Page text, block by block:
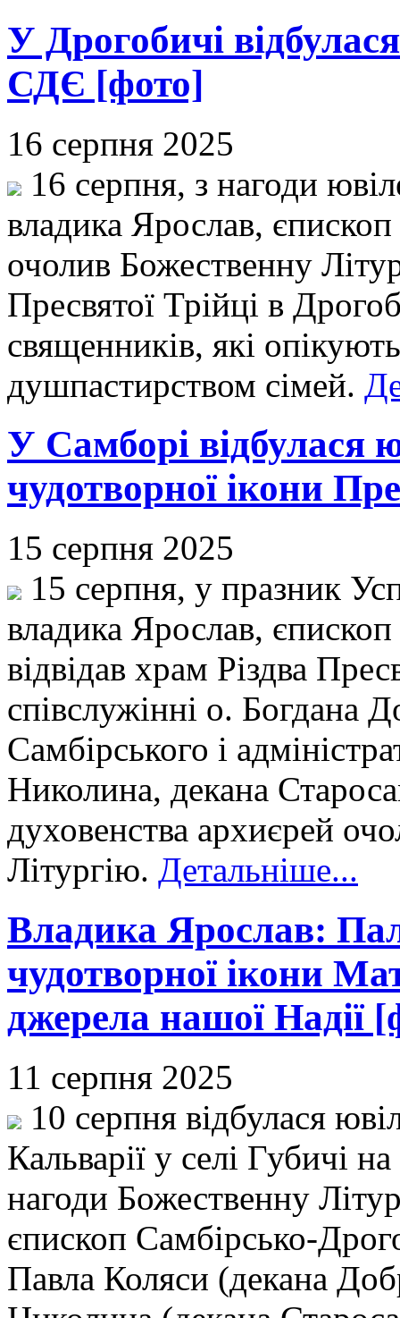
У Дрогобичі
СДЄ [фото]
16 серпня 2025
16 серпня, з нагоди
владика Ярослав,
очолив Божественну
Пресвятої Трійці в
священників, які
душпастирством сімей.
У Самборі відбулася
чудотворної ікони
15 серпня 2025
15 серпня, у празник
владика Ярослав,
відвідав храм Різдва
співслужінні о. Богдана
Самбірського і
Николина, декана
духовенства архиєрей
Літургію. Детальніше...
Владика Ярослав:
чудотворної ікони
джерела нашої Надії
11 серпня 2025
10 серпня відбулася
Кальварії у селі Губичі
нагоди Божественну
єпископ Самбірсько-
Павла Коляси (декана